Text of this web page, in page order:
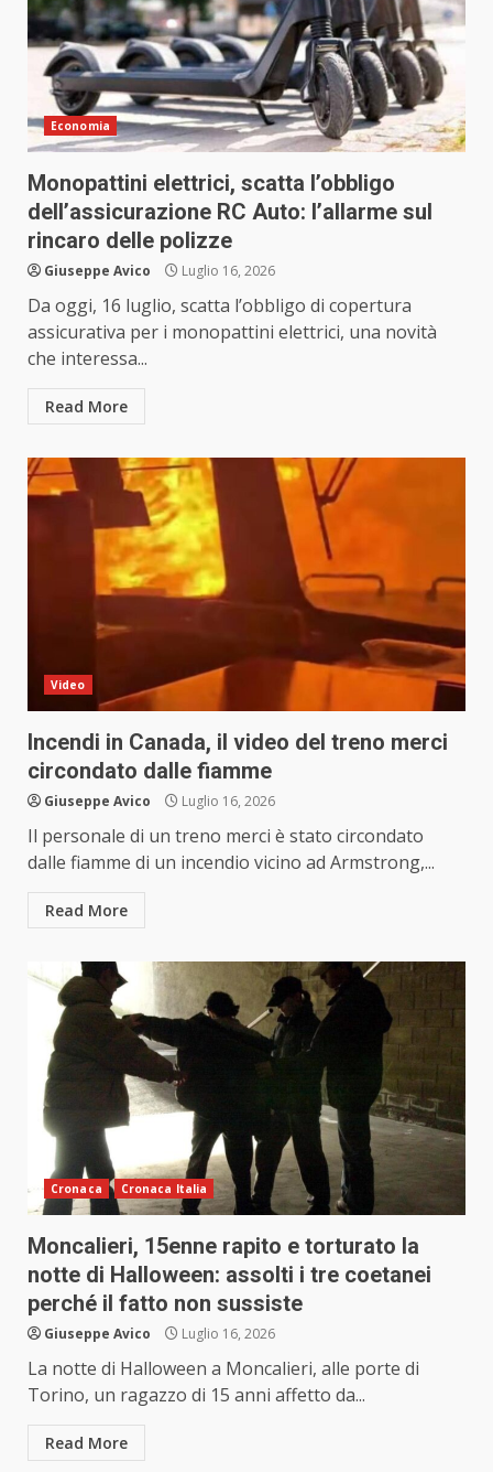
Economia
Monopattini elettrici, scatta l’obbligo
dell’assicurazione RC Auto: l’allarme sul
rincaro delle polizze
Giuseppe Avico Luglio 16, 2026
Da oggi, 16 luglio, scatta l’obbligo di copertura
assicurativa per i monopattini elettrici, una novità
che interessa...
Read More
Video
Incendi in Canada, il video del treno merci
circondato dalle fiamme
Giuseppe Avico Luglio 16, 2026
Il personale di un treno merci è stato circondato
dalle fiamme di un incendio vicino ad Armstrong,...
Read More
Cronaca Cronaca Italia
Moncalieri, 15enne rapito e torturato la
notte di Halloween: assolti i tre coetanei
perché il fatto non sussiste
Giuseppe Avico Luglio 16, 2026
La notte di Halloween a Moncalieri, alle porte di
Torino, un ragazzo di 15 anni affetto da...
Read More